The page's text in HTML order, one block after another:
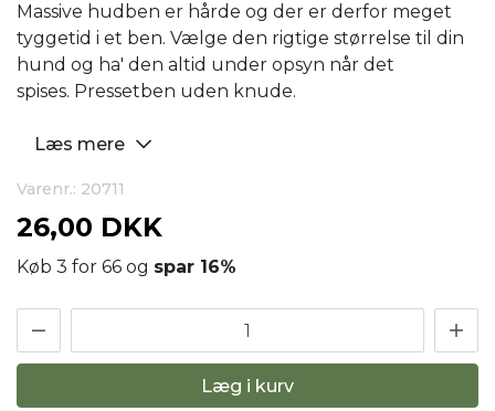
Massive hudben er hårde og der er derfor meget
tyggetid i et ben. Vælge den rigtige størrelse til din
hund og ha' den altid under opsyn når det
spises. Pressetben uden knude.
Læs mere
Varenr.: 20711
26,00 DKK
Køb 3 for 66 og spar 16%
Læg i kurv